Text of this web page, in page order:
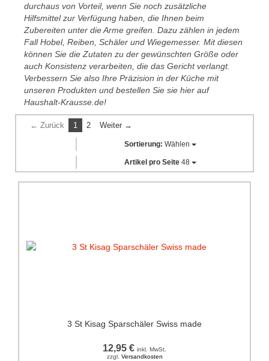
durchaus von Vorteil, wenn Sie noch zusätzliche
Hilfsmittel zur Verfügung haben, die Ihnen beim
Zubereiten unter die Arme greifen. Dazu zählen in jedem
Fall Hobel, Reiben, Schäler und Wiegemesser. Mit diesen
können Sie die Zutaten zu der gewünschten Größe oder
auch Konsistenz verarbeiten, die das Gericht verlangt.
Verbessern Sie also Ihre Präzision in der Küche mit
unseren Produkten und bestellen Sie sie hier auf
Haushalt-Krausse.de!
← Zurück 1 2 Weiter →
Sortierung: Wählen
Artikel pro Seite 48
3 St Kisag Sparschäler Swiss made
12,95 € inkl. MwSt.
zzgl. Versandkosten